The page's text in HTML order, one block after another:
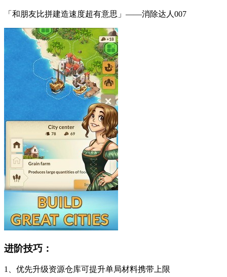
「和朋友比拼建造速度超有意思」——消除达人007
进阶技巧：
1、优先升级资源仓库可提升单局材料携带上限